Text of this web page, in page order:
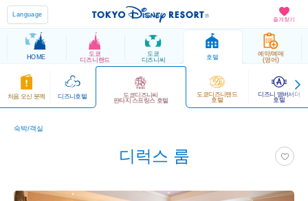
즐겨찾기
Language
HOME
도쿄
디즈니랜드
도쿄
디즈니씨
호텔
예약/예매
(영어)
처음 오신 분께 디즈니호텔 도쿄디즈니씨
판타지 스프링스 호텔
도쿄디즈니랜드
호텔
디즈니 앰버서더
호텔
숙박/객실
디럭스 룸